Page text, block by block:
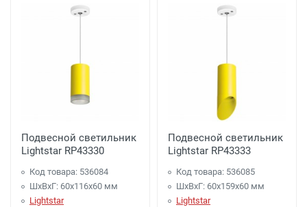
Подвесной светильник
Lightstar RP43330
Код товара: 536084
ШхВхГ: 60x116x60 мм
Lightstar
Подвесной светильник
Lightstar RP43333
Код товара: 536085
ШхВхГ: 60x159x60 мм
Lightstar